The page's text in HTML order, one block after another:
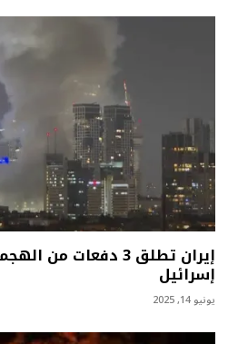
إيران تطلق 3 دفعات
إسرائيل
يونيو 14, 2025